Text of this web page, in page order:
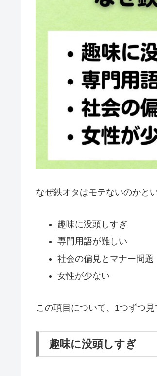
なぜ鉄オタはモテないのかと
趣味に没頭しすぎ
専門用語が難しい
社会の偏見とマナー問題
女性が少ない
この項目について、1つずつ見
趣味に没頭しすぎ